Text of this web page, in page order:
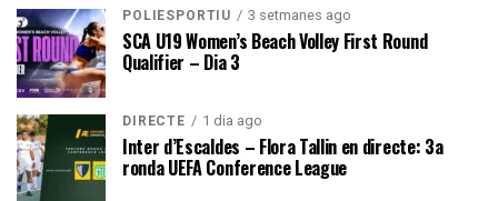
POLIESPORTIU 3 setmanes ago
SCA U19 Women’s Beach Volley First Round
Qualifier – Dia 3
DIRECTE 1 dia ago
Inter d’Escaldes – Flora Tallin en directe: 3a
ronda UEFA Conference League